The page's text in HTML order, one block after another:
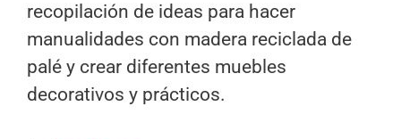
recopilación de ideas para hacer
manualidades con madera reciclada de
palé y crear diferentes muebles
decorativos y prácticos.